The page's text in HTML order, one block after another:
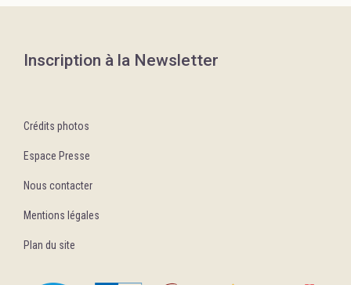
Inscription à la Newsletter
Crédits photos
Espace Presse
Nous contacter
Mentions légales
Plan du site